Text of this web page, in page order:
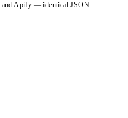
and Apify — identical JSON.